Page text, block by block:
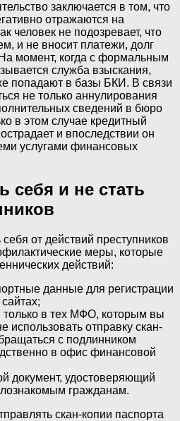
заключается в том, что
отражаются на
человек не подозревает, что
и не вносит платежи, долг
момент, когда с формальным
служба взыскания,
попадают в базы БКИ. В связи
не только аннулирования
сведений в бюро
в этом случае кредитный
и впоследствии он
услугами финансовых
себя и не стать
от действий преступников
меры, которые
действий:
данные для регистрации
в тех МФО, которым вы
использовать отправку скан-
с подлинником
в офис финансовой
документ, удостоверяющий
гражданам.
скан-копии паспорта